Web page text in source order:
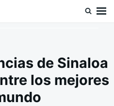
de Sinaloa
los mejores